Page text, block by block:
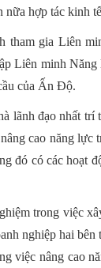
hợp tác kinh
gia Liên
Liên minh
của Ấn Độ.
lãnh đạo nhất
cao năng
đó có các hoạt
trong việc
nghiệp hai
việc nâng cao